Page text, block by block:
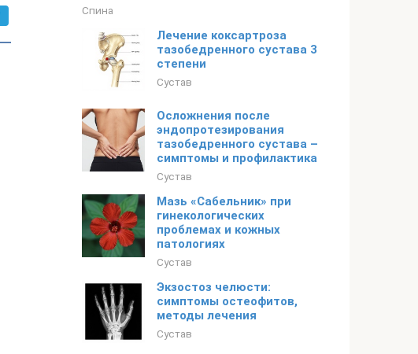
Спина
Лечение коксартроза
тазобедренного сустава 3
степени
Сустав
Осложнения после
эндопротезирования
тазобедренного сустава –
симптомы и профилактика
Сустав
Мазь «Сабельник» при
гинекологических
проблемах и кожных
патологиях
Сустав
Экзостоз челюсти:
симптомы остеофитов,
методы лечения
Сустав